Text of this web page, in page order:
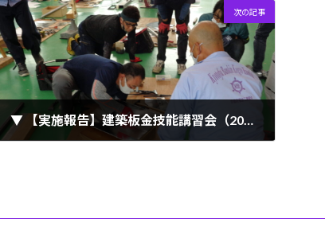
次の記事
▼ 【実施報告】建築板金技能講習会（2021.06.12-13、19）